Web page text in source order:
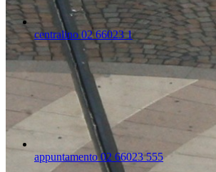
centralino 02 66023 1
appuntamento 02 66023 555